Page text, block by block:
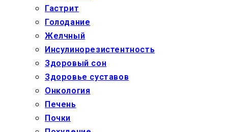
Гастрит
Голодание
Желчный
Инсулинорезистентность
Здоровый сон
Здоровье суставов
Онкология
Печень
Почки